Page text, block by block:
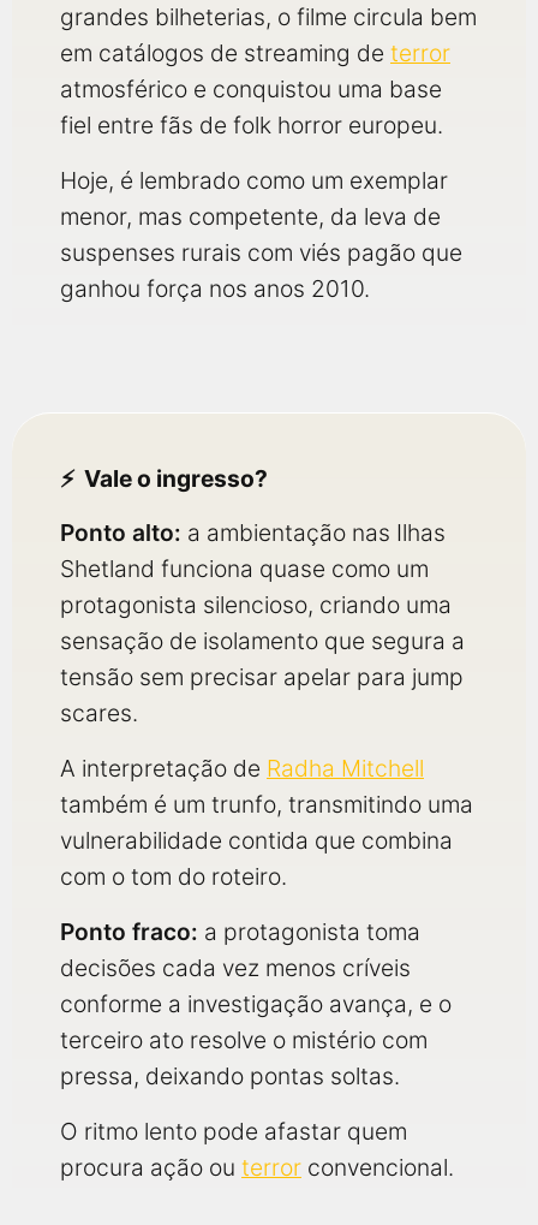
grandes bilheterias, o filme circula bem
em catálogos de streaming de terror
atmosférico e conquistou uma base
fiel entre fãs de folk horror europeu.
Hoje, é lembrado como um exemplar
menor, mas competente, da leva de
suspenses rurais com viés pagão que
ganhou força nos anos 2010.
Vale o ingresso?
Ponto alto: a ambientação nas Ilhas
Shetland funciona quase como um
protagonista silencioso, criando uma
sensação de isolamento que segura a
tensão sem precisar apelar para jump
scares.
A interpretação de Radha Mitchell
também é um trunfo, transmitindo uma
vulnerabilidade contida que combina
com o tom do roteiro.
Ponto fraco: a protagonista toma
decisões cada vez menos críveis
conforme a investigação avança, e o
terceiro ato resolve o mistério com
pressa, deixando pontas soltas.
O ritmo lento pode afastar quem
procura ação ou terror convencional.